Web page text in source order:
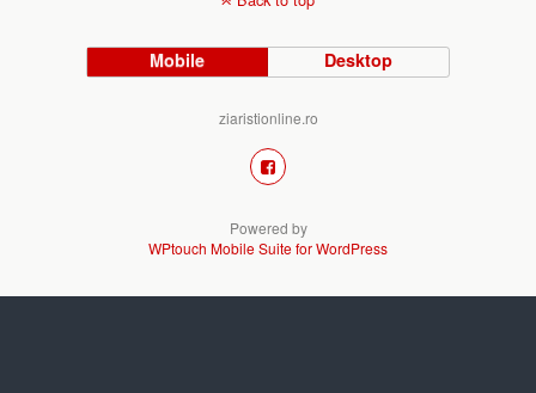
Mobile Desktop
ziaristionline.ro
Powered by
WPtouch Mobile Suite for WordPress